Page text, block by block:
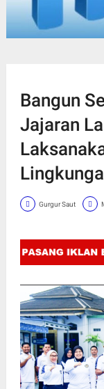
Bangun
Jajaran
Gurgur Saut